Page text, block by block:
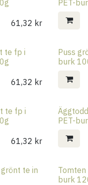
61,32 kr
PET-
te fp i
61,32 kr
Puss
burk
te fp i
61,32 kr
PET-
te in
burk